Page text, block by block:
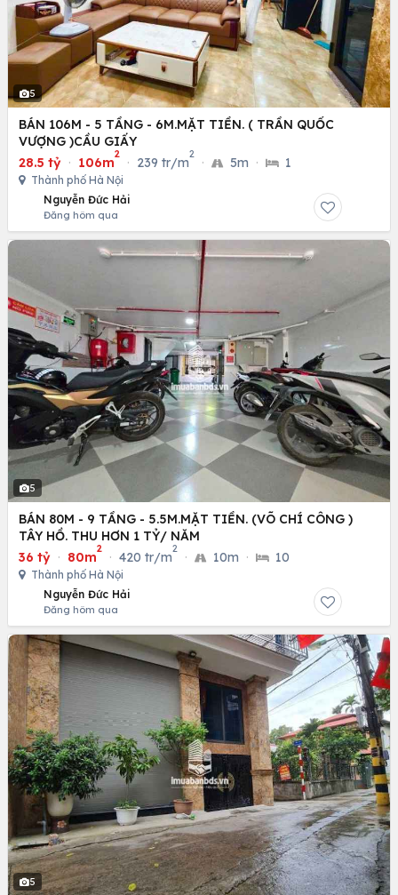
5
BÁN 106M - 5 TẦNG - 6M.MẶT TIỀN. ( TRẦN QUỐC
VƯỢNG )CẦU GIẤY
28.5 tỷ · 106m
2
· 239 tr/m
2
· 5m · 1
Thành phố Hà Nội
Nguyễn Đức Hải
Đăng hôm qua
5
BÁN 80M - 9 TẦNG - 5.5M.MẶT TIỀN. (VÕ CHÍ CÔNG )
TÂY HỒ. THU HƠN 1 TỶ/ NĂM
36 tỷ · 80m
2
· 420 tr/m
2
· 10m · 10
Thành phố Hà Nội
Nguyễn Đức Hải
Đăng hôm qua
5